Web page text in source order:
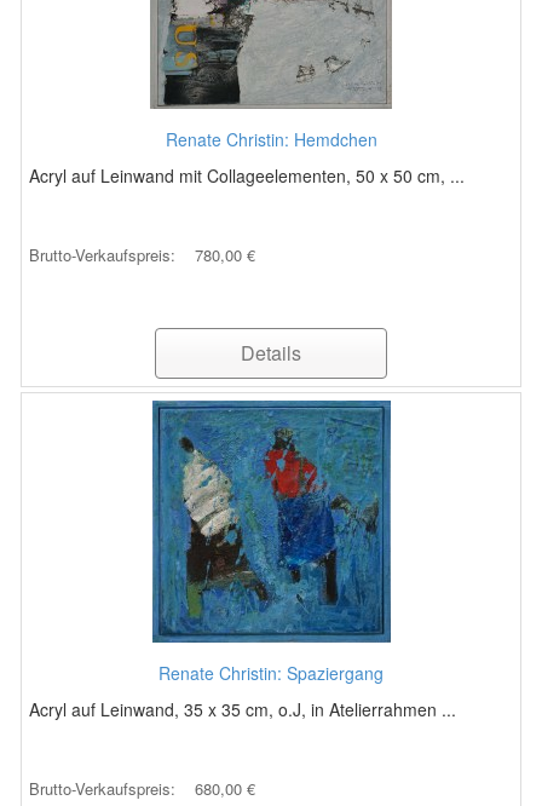
Renate Christin: Hemdchen
Acryl auf Leinwand mit Collageelementen, 50 x 50 cm, ...
Brutto-Verkaufspreis: 780,00 €
Details
Renate Christin: Spaziergang
Acryl auf Leinwand, 35 x 35 cm, o.J, in Atelierrahmen ...
Brutto-Verkaufspreis: 680,00 €